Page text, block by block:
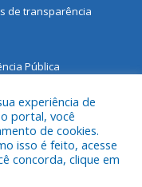
de transparência
Pública
Municipal de Santarém
experiência de
portal, você
de cookies.
isso é feito, acesse
concorda, clique em